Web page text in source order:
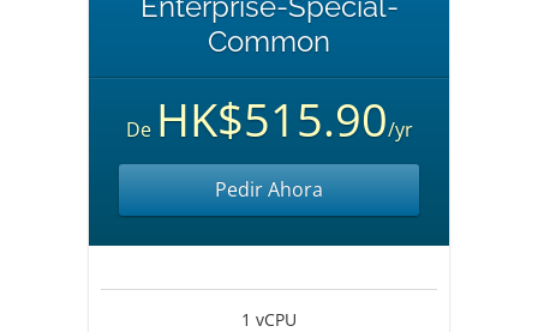
Common
De HK$515.90/yr
Pedir Ahora
1 vCPU